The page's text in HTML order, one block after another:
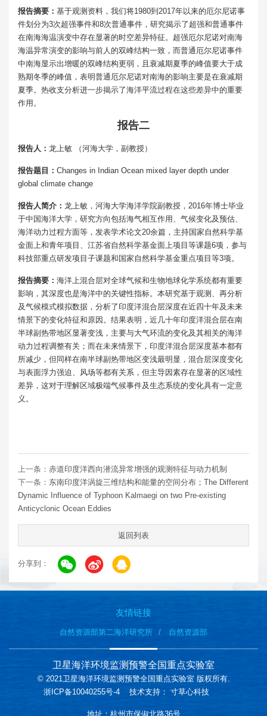
报告摘要： 基于观测资料，我们将1980到2017年以来的厄尔尼诺事
件划分为3次超强事件和8次普通事件，研究揭示了超强和普通事件
在南海海温演变中存在显著的时空差异特征。超强厄尔尼诺对南海
海温异常演变的影响与前人的双峰结构一致，而普通厄尔尼诺事件
中南海显示出增暖的双峰结构更弱，且衰减期夏季的峰值要大于成
熟期冬季的峰值，表明普通厄尔尼诺对南海的影响主要是在衰减期
夏季。热收支分析进一步揭示了海洋平流过程在这些差异中的重要
作用。
报告二
报告人： 龙上敏 （河海大学，副教授）
报告题目： Changes in Indian Ocean mixed layer depth under
global climate change
报告人简介： 龙上敏，河海大学海洋学院副教授，2016年博士毕业
于中国海洋大学，研究方向包括海气相互作用、气候变化及预估、
海洋动力过程方面等，发表学术论文20余篇，主持国家自然科学基
金面上和青年项目、江苏省自然科学基金面上项目等课题6项，参与
科技部重点研发项目子课题和国家自然科学基金重点项目等3项。
报告摘要： 海洋上混合层对全球气候和生物地球化学系统都有重要
影响，其深度也是海洋中的关键性指标。本研究基于观测、再分析
及气候模式模拟数据，分析了印度洋混合层深度在近四十年及未来
情景下的变化特征和原因。结果表明，近几十年印度洋混合层在南
半球副热带地区显著变浅，主要与大气环流的变化及其相关的海洋
动力过程调整有关；而在未来情景下，印度洋混合层深度基本都有
所减少，但同样在南半球副热带地区变浅最明显，混合层深度变化
与表面浮力强迫、风场等都有关系，但主导因素存在显著的区域性
差异，这对于理解区域极端气候事件及生态系统的变化具有一定意
义。
上一条： 赤道印度洋西向潜流异常增强的观测特征与动力机制
下一条： 东南印度洋涡旋三维结构和能量的空间分布；The Different
Dynamic Influence of Typhoon Kalmaegi on two Pre-existing
Anticyclonic Ocean Eddies
返回列表
分享到：
友情链接
自然资源部第二海洋研究所 自然资源部
卫星海洋环境监测预警全国重点实验室
© 2021卫星海洋环境监测预警全国重点实验室 版权所有.
浙ICP备10040255号-4 技术支持： 寸草心科技
地址：杭州市保俶北路36号